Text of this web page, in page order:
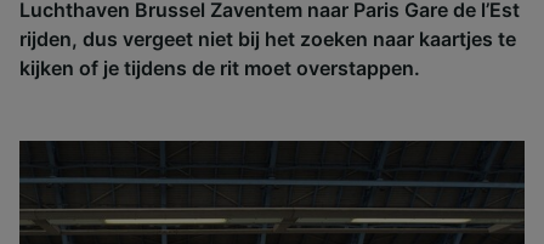
Luchthaven Brussel Zaventem naar Paris Gare de l’Est
rijden, dus vergeet niet bij het zoeken naar kaartjes te
kijken of je tijdens de rit moet overstappen.